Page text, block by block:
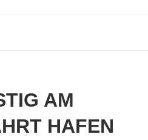
AM
HAFEN